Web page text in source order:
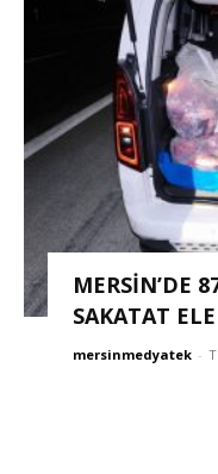
MERSİN’DE
SAKATAT
mersinmedyatek -